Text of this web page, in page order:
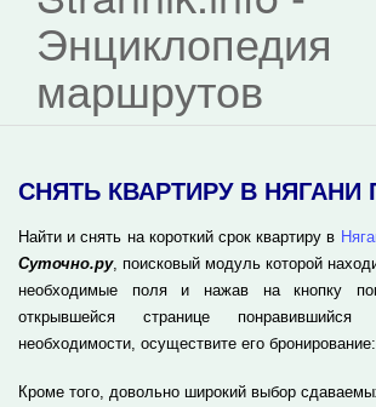
Энциклопедия
маршрутов
СНЯТЬ КВАРТИРУ В
Найти и снять на короткий срок квартиру в
Суточно.ру, поисковый модуль которой
необходимые поля и нажав на кнопку
открывшейся странице
необходимости, осуществите его бронирование:
Кроме того, довольно широкий выбор